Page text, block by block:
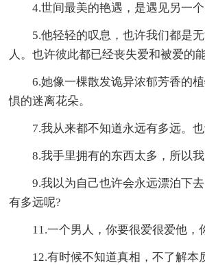
4.世间最美的艳遇，是遇见另一个
5.他轻轻的叹息，也许我们都是
人。也许彼此都已经丧失爱和被爱的能
6.她像一棵散发诡异浓郁芳香的
惧的迷离花朵。
7.我从来都不知道永远有多远。也
8.我手里拥有的东西太多，所以
9.我以为自己也许会永远漂泊下
有多远呢?
11.一个男人，你要很爱很爱他，
12.有时候不知道真相，不了解本